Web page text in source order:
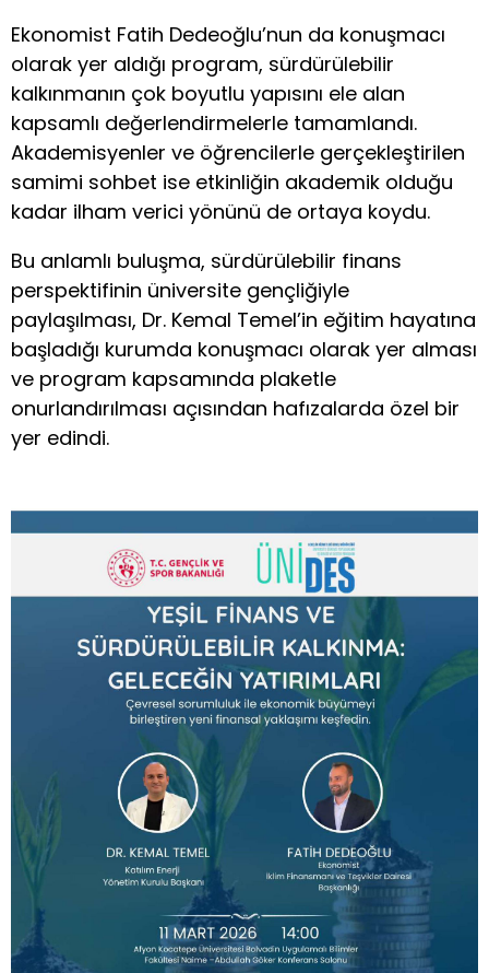
Ekonomist Fatih Dedeoğlu’nun da konuşmacı
olarak yer aldığı program, sürdürülebilir
kalkınmanın çok boyutlu yapısını ele alan
kapsamlı değerlendirmelerle tamamlandı.
Akademisyenler ve öğrencilerle gerçekleştirilen
samimi sohbet ise etkinliğin akademik olduğu
kadar ilham verici yönünü de ortaya koydu.
Bu anlamlı buluşma, sürdürülebilir finans
perspektifinin üniversite gençliğiyle
paylaşılması, Dr. Kemal Temel’in eğitim hayatına
başladığı kurumda konuşmacı olarak yer alması
ve program kapsamında plaketle
onurlandırılması açısından hafızalarda özel bir
yer edindi.